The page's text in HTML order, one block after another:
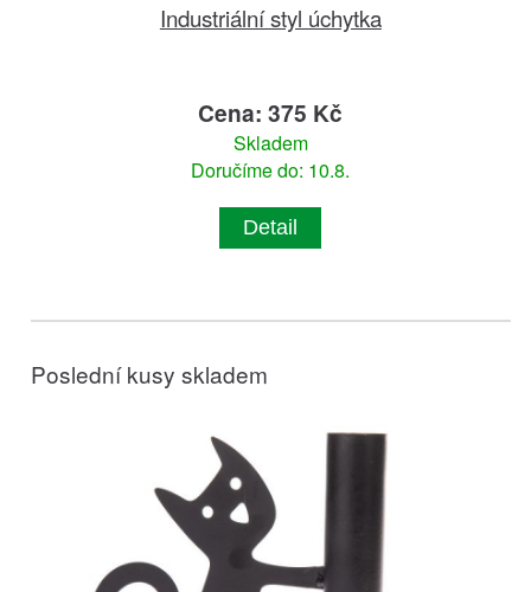
Industriální styl úchytka
Cena: 375 Kč
Skladem
Doručíme do: 10.8.
Detail
Poslední kusy skladem